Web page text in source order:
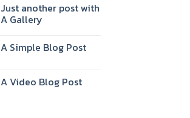
Just another post with
A Gallery
A Simple Blog Post
A Video Blog Post